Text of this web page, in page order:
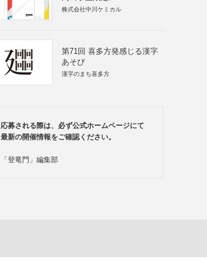
株式会社中川ケミカル
第71回 喜多方発感じる漢字
あそび
漢字のまち喜多方
応募される際は、必ず公式ホームページにて
最新の開催情報をご確認ください。
「登竜門」編集部